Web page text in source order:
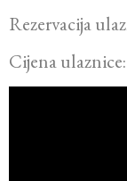
Rezervacija
Cijena